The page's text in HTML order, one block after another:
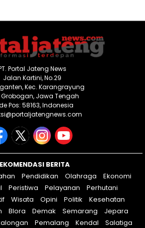
Portal Jateng News
Jalan Kartini, No.29
Kec. Karangrayung
Grobogan, Jawa Tengah
Pos: 58163, Indonesia
BERITA
Pendidikan Olahraga
Ekonomi
Peristiwa Pelayanan
Perhutani
Wisata Opini Politik
Kesehatan
Blora Demak Semarang
Jepara
Pemalang Kendal Salatiga